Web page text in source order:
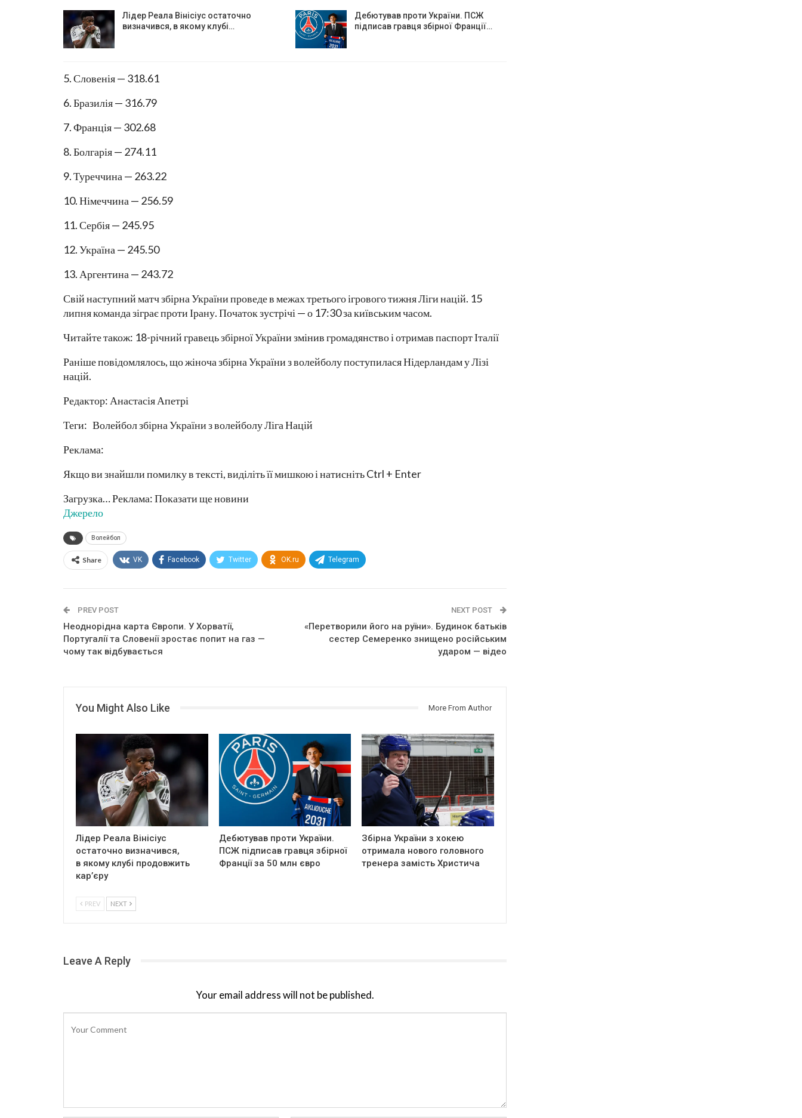
Лідер Реала Вінісіус остаточно
визначився, в якому клубі…
Дебютував проти України. ПСЖ
підписав гравця збірної Франції…
5. Словенія — 318.61
6. Бразилія — 316.79
7. Франція — 302.68
8. Болгарія — 274.11
9. Туреччина — 263.22
10. Німеччина — 256.59
11. Сербія — 245.95
12. Україна — 245.50
13. Аргентина — 243.72
Свій наступний матч збірна України проведе в межах третього ігрового тижня Ліги націй. 15
липня команда зіграє проти Ірану. Початок зустрічі — о 17:30 за київським часом.
Читайте також: 18-річний гравець збірної України змінив громадянство і отримав паспорт Італії
Раніше повідомлялось, що жіноча збірна України з волейболу поступилася Нідерландам у Лізі
націй.
Редактор: Анастасія Апетрі
Теги: Волейбол збірна України з волейболу Ліга Націй
Реклама:
Якщо ви знайшли помилку в тексті, виділіть її мишкою і натисніть Ctrl + Enter
Загрузка… Реклама: Показати ще новини
Джерело
Волейбол
Share VK Facebook Twitter OK.ru Telegram
PREV POST
Неоднорідна карта Європи. У Хорватії,
Португалії та Словенії зростає попит на газ —
чому так відбувається
NEXT POST
«Перетворили його на руїни». Будинок батьків
сестер Семеренко знищено російським
ударом — відео
You Might Also Like More From Author
Лідер Реала Вінісіус
остаточно визначився,
в якому клубі продовжить
кар’єру
Дебютував проти України.
ПСЖ підписав гравця збірної
Франції за 50 млн євро
Збірна України з хокею
отримала нового головного
тренера замість Христича
PREV NEXT
Leave A Reply
Your email address will not be published.